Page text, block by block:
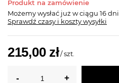
Produkt na zamówienie
Możemy wysłać już w ciągu 16 dni
Sprawdź czasy i koszty wysyłki
215,00 zł/szt.